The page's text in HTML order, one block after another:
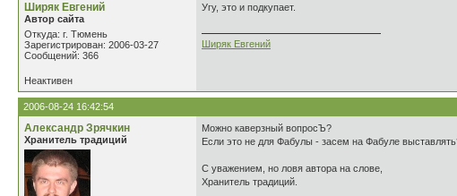
Ширяк Евгений
Автор сайта
Откуда: г. Тюмень
Зарегистрирован: 2006-03-27
Сообщений: 366
Угу, это и подкупает.
Ширяк Евгений
Неактивен
2006-08-24 16:42:54
Александр Зрячкин
Хранитель традиций
Можно каверзный вопросЪ?
Если это не для Фабулы - засем на Фабуле
С уважением, но ловя автора на слове,
Хранитель традиций.